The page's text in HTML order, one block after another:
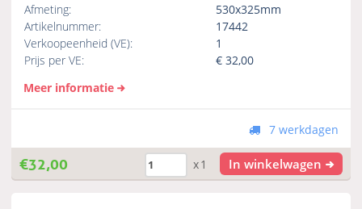
Afmeting:
530x325mm
Artikelnummer:
17442
Verkoopeenheid (VE):
1
Prijs per VE:
€32,00
Meer informatie
7 werkdagen
€32,00 x1 In winkelwagen